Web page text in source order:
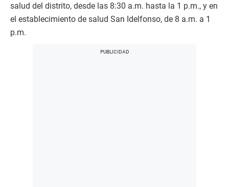
salud del distrito, desde las 8:30 a.m. hasta la 1 p.m., y en
el establecimiento de salud San Idelfonso, de 8 a.m. a 1
p.m.